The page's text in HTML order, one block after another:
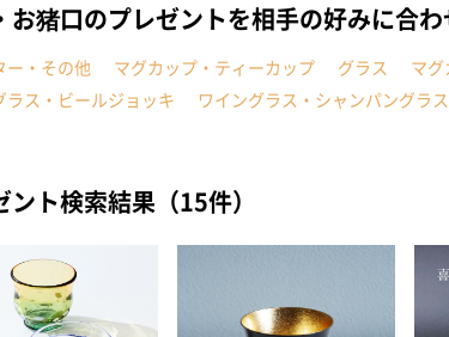
お猪口のプレゼントを相手の好みに合
ー・その他 マグカップ・ティーカップ グラス マ
ラス・ビールジョッキ
ワイングラス・シャンパングラス
ント検索結果（15件）